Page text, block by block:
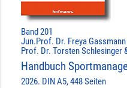
Band 201
Jun.Prof. Dr. Freya
Prof. Dr. Torsten Schlesinger
Handbuch
2026. DIN A5, 448 Seiten